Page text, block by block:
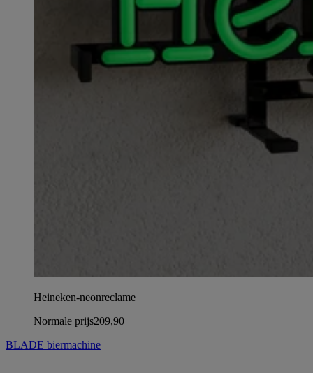
Heineken-neonreclame
Normale prijs209,90
BLADE biermachine